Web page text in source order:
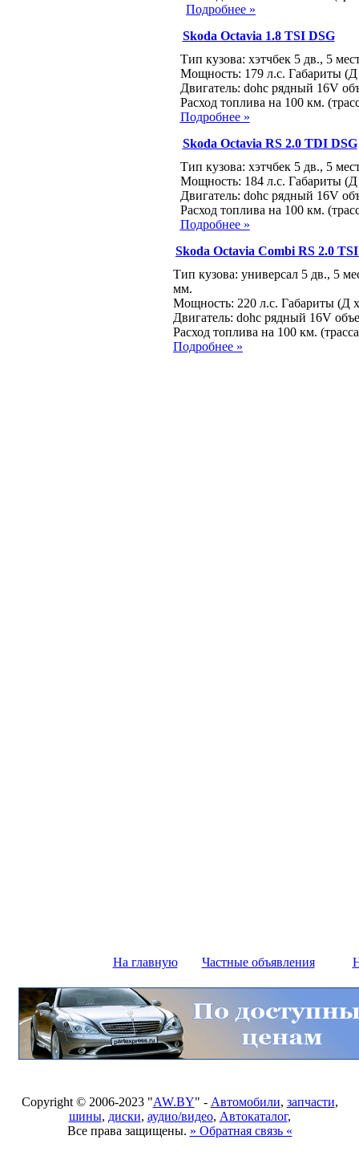
Подробнее »
Skoda Octavia 1.8 TSI DSG
Тип кузова: хэтчбек 5 дв., 5
Мощность: 179 л.с. Габариты
Двигатель: dohc рядный 16V
Расход топлива на 100 км.
Подробнее »
Skoda Octavia RS 2.0 TDI DSG
Тип кузова: хэтчбек 5 дв., 5
Мощность: 184 л.с. Габариты
Двигатель: dohc рядный 16V
Расход топлива на 100 км.
Подробнее »
Skoda Octavia Combi RS 2.0
Тип кузова: универсал 5 дв., 5
мм.
Мощность: 220 л.с. Габариты (Д
Двигатель: dohc рядный 16V
Расход топлива на 100 км.
Подробнее »
На главную Частные объявления
Copyright © 2006-2023 "AW.BY" - Автомобили, запчасти,
шины, диски, аудио/видео, Автокаталог,
Все права защищены. » Обратная связь «